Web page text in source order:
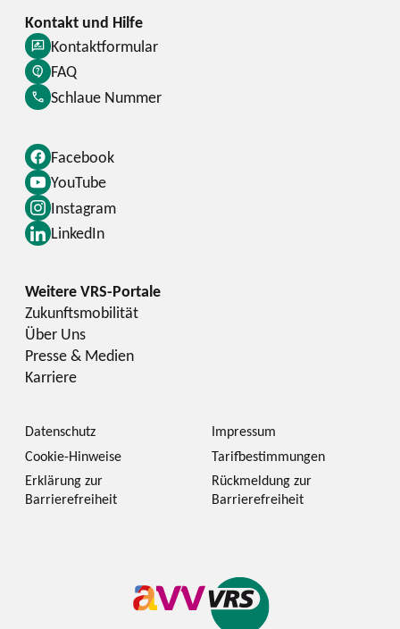
Facebook
YouTube
Instagram
LinkedIn
Kontaktformular
FAQ
Schlaue Nummer
Zukunftsmobilität
Über Uns
Presse & Medien
Karriere
Datenschutz
Impressum
Cookie-Hinweise
Tarifbestimmungen
Erklärung zur
Barrierefreiheit
Rückmeldung zur
Barrierefreiheit